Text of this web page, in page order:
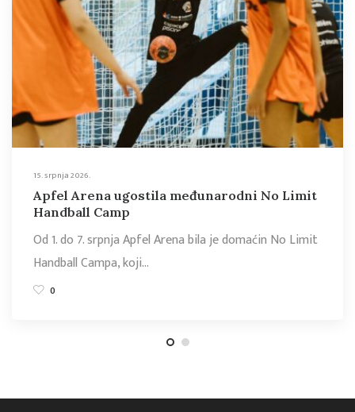
15. srpnja 2026.
Apfel Arena ugostila međunarodni No Limit
Handball Camp
Od 1. do 7. srpnja Apfel Arena bila je domaćin No Limit
Handball Campa, koji…
0